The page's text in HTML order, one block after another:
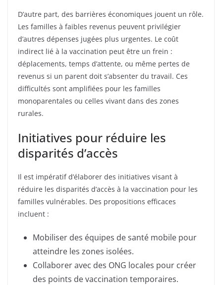
D’autre part, des barrières économiques jouent un rôle.
Les familles à faibles revenus peuvent privilégier
d’autres dépenses jugées plus urgentes. Le coût
indirect lié à la vaccination peut être un frein :
déplacements, temps d’attente, ou même pertes de
revenus si un parent doit s’absenter du travail. Ces
difficultés sont amplifiées pour les familles
monoparentales ou celles vivant dans des zones
rurales.
Initiatives pour réduire les
disparités d’accès
Il est impératif d’élaborer des initiatives visant à
réduire les disparités d’accès à la vaccination pour les
familles vulnérables. Des propositions efficaces
incluent :
Mobiliser des équipes de santé mobile pour
atteindre les zones isolées.
Collaborer avec des ONG locales pour créer
des points de vaccination temporaires.